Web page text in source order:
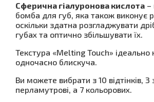
Сферична гіалуронова кислота –
бомба для губ, яка також виконує
оскільки здатна розгладжувати
губах та оптично збільшувати їх.
Текстура «Melting Touch» ідеально
одночасно блискуча.
Ви можете вибрати з 10 відтінків, 3
перламутрові, а 7 кольорових.